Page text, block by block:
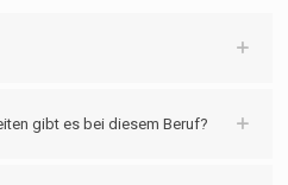
gibt es bei diesem Beruf?